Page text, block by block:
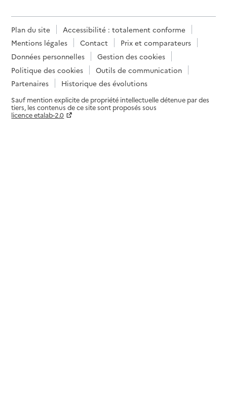
Plan du site
Accessibilité : totalement conforme
Mentions légales
Contact
Prix et comparateurs
Données personnelles
Gestion des cookies
Politique des cookies
Outils de communication
Partenaires
Historique des évolutions
Sauf mention explicite de propriété intellectuelle détenue par des
tiers, les contenus de ce site sont proposés sous
licence etalab-2.0